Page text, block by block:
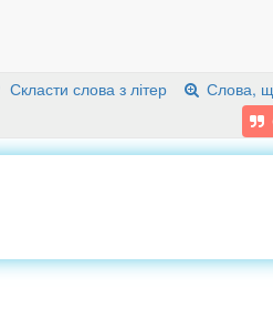
Скласти слова з літер Слова,